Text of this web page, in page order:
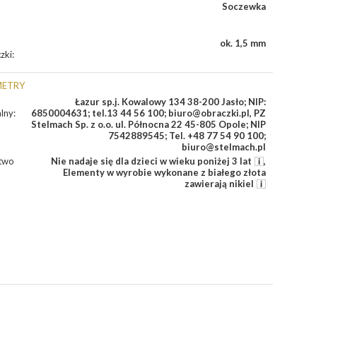
Soczewka
:
ok. 1,5 mm
:
Łazur sp.j. Kowalowy 134 38-200 Jasło; NIP:
6850004631; tel.13 44 56 100; biuro@obraczki.pl, PZ
Stelmach Sp. z o.o. ul. Północna 22 45-805 Opole; NIP
7542889545; Tel. +48 77 54 90 100;
biuro@stelmach.pl
Nie nadaje się dla dzieci w wieku poniżej 3 lat
,
Elementy w wyrobie wykonane z białego złota
zawierają nikiel